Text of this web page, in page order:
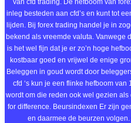
van cfd trading. De hefboom van forex cfd is 1:30. Je mag dus 30 maal je
inleg besteden aan cfd’s en kunt tot
lijden. Bij forex trading handel je in zogenaamde foreign exchanges, ook wel
bekend als vreemde valuta. Vanwege
is het wel fijn dat je er zo’n hoge hefboom op kunt
kostbaar goed en vrijwel de enige
Beleggen in goud wordt door
cfd ‘s kun je een flinke hefboom van 1:20 afsluiten op de
wordt om die reden ook wel gezien
for difference. Beursindexen Er zijn genoeg mensen die een etf aanschaffen
en daarmee de beurzen